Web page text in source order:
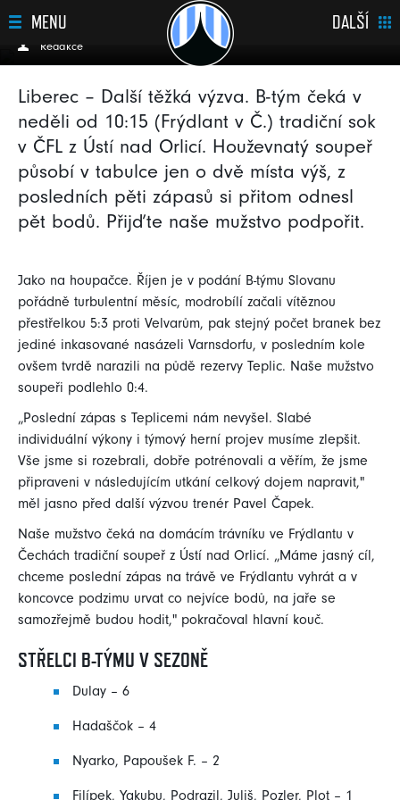
MENU DALŠÍ
Ústí nad Orlicí
Redakce
Liberec – Další těžká výzva. B-tým čeká v
neděli od 10:15 (Frýdlant v Č.) tradiční sok
v ČFL z Ústí nad Orlicí. Houževnatý soupeř
působí v tabulce jen o dvě místa výš, z
posledních pěti zápasů si přitom odnesl
pět bodů. Přijďte naše mužstvo podpořit.
Jako na houpačce. Říjen je v podání B-týmu Slovanu
pořádně turbulentní měsíc, modrobílí začali vítěznou
přestřelkou 5:3 proti Velvarům, pak stejný počet branek bez
jediné inkasované nasázeli Varnsdorfu, v posledním kole
ovšem tvrdě narazili na půdě rezervy Teplic. Naše mužstvo
soupeři podlehlo 0:4.
„Poslední zápas s Teplicemi nám nevyšel. Slabé
individuální výkony i týmový herní projev musíme zlepšit.
Vše jsme si rozebrali, dobře potrénovali a věřím, že jsme
připraveni v následujícím utkání celkový dojem napravit,"
měl jasno před další výzvou trenér Pavel Čapek.
Naše mužstvo čeká na domácím trávníku ve Frýdlantu v
Čechách tradiční soupeř z Ústí nad Orlicí. „Máme jasný cíl,
chceme poslední zápas na trávě ve Frýdlantu vyhrát a v
koncovce podzimu urvat co nejvíce bodů, na jaře se
samozřejmě budou hodit," pokračoval hlavní kouč.
STŘELCI B-TÝMU V SEZONĚ
Dulay – 6
Hadaščok – 4
Nyarko, Papoušek F. – 2
Filípek, Yakubu, Podrazil, Juliš, Pozler, Plot – 1